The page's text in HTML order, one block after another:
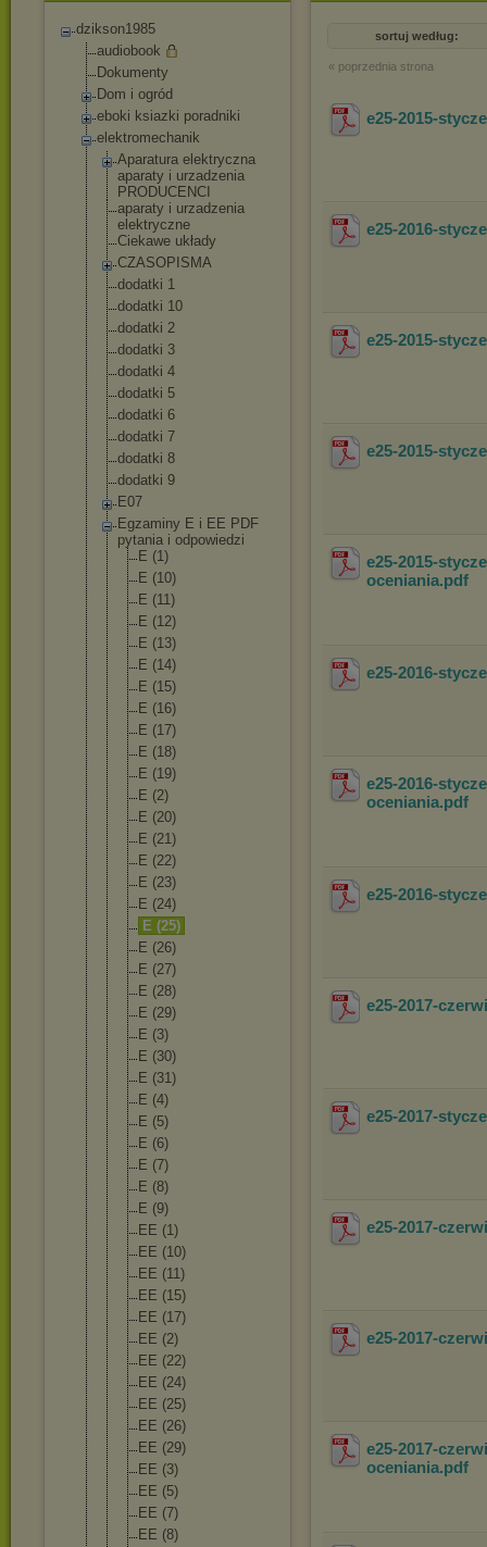
dzikson1985
audiobook
Dokumenty
Dom i ogród
eboki ksiazki poradniki
elektromechanik
Aparatura elektryczna
aparaty i urzadzenia
PRODUCENCI
aparaty i urzadzenia
elektryczne
Ciekawe układy
CZASOPISMA
dodatki 1
dodatki 10
dodatki 2
dodatki 3
dodatki 4
dodatki 5
dodatki 6
dodatki 7
dodatki 8
dodatki 9
E07
Egzaminy E i EE PDF
pytania i odpowiedzi
E (1)
E (10)
E (11)
E (12)
E (13)
E (14)
E (15)
E (16)
E (17)
E (18)
E (19)
E (2)
E (20)
E (21)
E (22)
E (23)
E (24)
E (25)
E (26)
E (27)
E (28)
E (29)
E (3)
E (30)
E (31)
E (4)
E (5)
E (6)
E (7)
E (8)
E (9)
EE (1)
EE (10)
EE (11)
EE (15)
EE (17)
EE (2)
EE (22)
EE (24)
EE (25)
EE (26)
EE (29)
EE (3)
EE (5)
EE (7)
EE (8)
sortuj według:
« poprzednia strona
e25-2015-
e25-2016-
e25-2015-
e25-2015-
e25-2015-
oceniania.pdf
e25-2016-
e25-2016-
oceniania.pdf
e25-2016-
e25-2017-
e25-2017-
e25-2017-
e25-2017-
e25-2017-
oceniania.pdf